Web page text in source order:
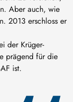
Aber auch, wie
2013 erschloss er
der Krüger-
prägend für die
ist.